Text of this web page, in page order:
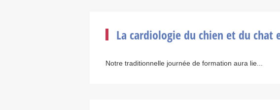
La cardiologie du chien et du chat
Notre traditionnelle journée de formation aura lie...